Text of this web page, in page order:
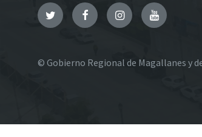
TwitterFacebookInstagramYouTube
© Gobierno Regional de Magallanes y